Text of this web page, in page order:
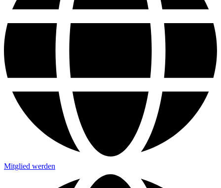
Mitglied werden